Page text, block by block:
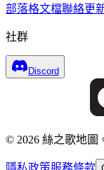
部落格文檔聯絡更
社群
Discord
© 2026 絲之歌地圖
隱私政策服務條款